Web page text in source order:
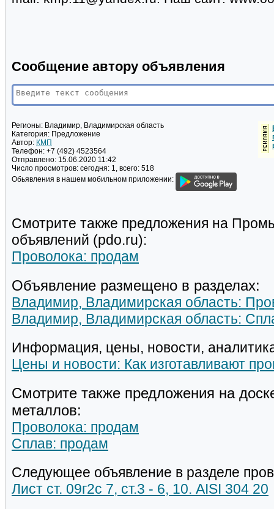
Сообщение автору объявления
Регионы: Владимир, Владимирская область
Категория: Предложение
Автор: КМП
Телефон: +7 (492) 4523564
Отправлено: 15.06.2020 11:42
Число просмотров: сегодня: 1, всего: 518
Обьявления в нашем мобильном приложении:
Смотрите также предложения на
объявлений (pdo.ru):
Проволока: продам
Объявление размещено в разделах:
Владимир, Владимирская область:
Владимир, Владимирская область:
Информация, цены, новости,
Цены и новости: Как изготавливают
Смотрите также предложения на
металлов:
Проволока: продам
Сплав: продам
Следующее объявление в разделе
Лист ст. 09г2с 7, ст.3 - 6, 10. AISI 304 20